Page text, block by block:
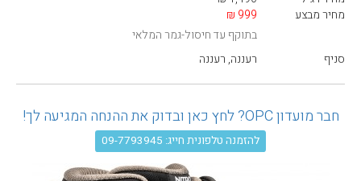
טיפולים ושירות
מחיר מבצע
999 ₪
בתוקף עד חיסול-גמר המלאי
סניף
רעננה, רעננה
חבר מועדון OPC? לחץ כאן ובדוק את ההנחה המגיעה לך!
להזמנה טלפונית חייג: 09-7793945